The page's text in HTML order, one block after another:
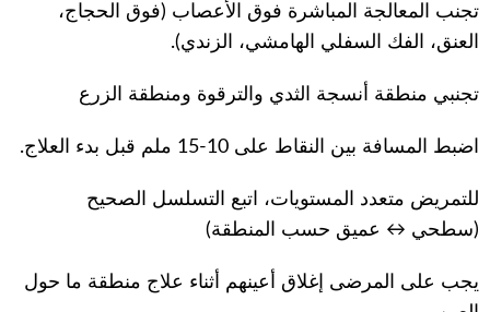
تجنب المعالجة المباشرة فوق الأعصاب (فوق الحجاج،
العنق، الفك السفلي الهامشي، الزندي).
تجنبي منطقة أنسجة الثدي والترقوة ومنطقة الزرع
اضبط المسافة بين النقاط على 10-15 ملم قبل بدء العلاج.
للتمريض متعدد المستويات، اتبع التسلسل الصحيح
(سطحي ↔ عميق حسب المنطقة)
يجب على المرضى إغلاق أعينهم أثناء علاج منطقة ما حول